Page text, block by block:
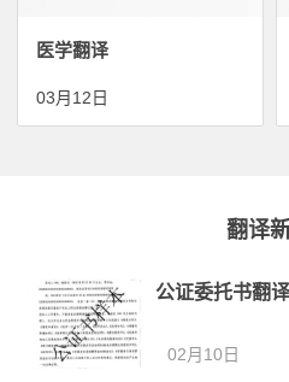
医学翻译
03月12日
翻译
公证委托书翻
02月10日